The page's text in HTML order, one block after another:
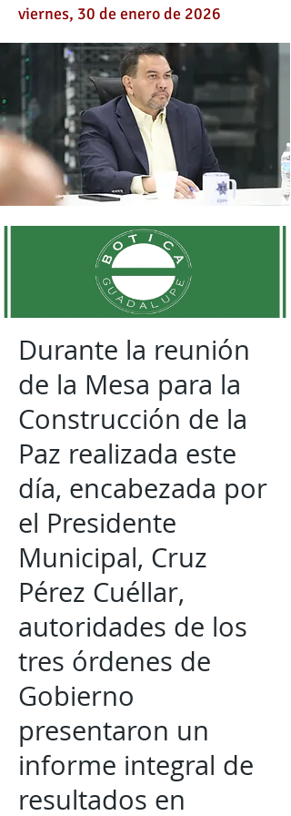
viernes, 30 de enero de 2026
Durante la reunión
de la Mesa para la
Construcción de la
Paz realizada este
día, encabezada por
el Presidente
Municipal, Cruz
Pérez Cuéllar,
autoridades de los
tres órdenes de
Gobierno
presentaron un
informe integral de
resultados en